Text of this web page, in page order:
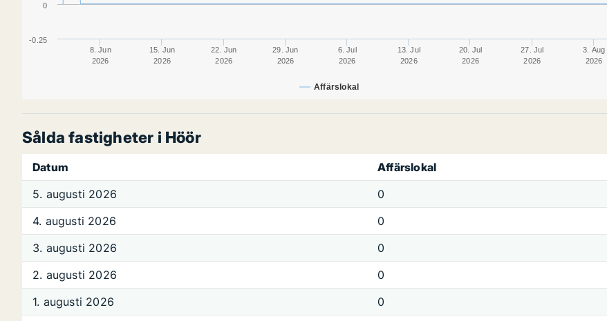
Affärslokal
8. Jun
2026
15. Jun
2026
22. Jun
2026
29. Jun
2026
6. Jul
2026
13. Jul
2026
20. Jul
2026
27. Jul
2026
3. Aug
2026
0
-0.25
Sålda fastigheter i Höör
Datum
Affärslokal
5. augusti 2026
0
4. augusti 2026
0
3. augusti 2026
0
2. augusti 2026
0
1. augusti 2026
0